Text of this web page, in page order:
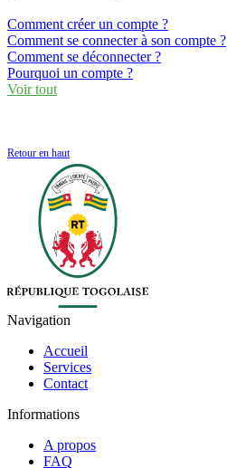
Comment créer un compte ?
Comment se connecter à son compte ?
Comment se déconnecter ?
Pourquoi un compte ?
Voir tout
Retour en haut
Navigation
Accueil
Services
Contact
Informations
A propos
FAQ